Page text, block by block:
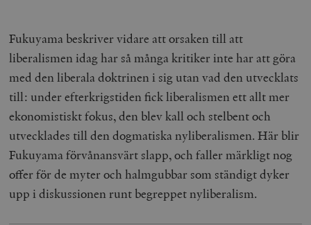
Fukuyama beskriver vidare att orsaken till att
liberalismen idag har så många kritiker inte har att göra
med den liberala doktrinen i sig utan vad den utvecklats
till: under efterkrigstiden fick liberalismen ett allt mer
ekonomistiskt fokus, den blev kall och stelbent och
utvecklades till den dogmatiska nyliberalismen. Här blir
Fukuyama förvånansvärt slapp, och faller märkligt nog
offer för de myter och halmgubbar som ständigt dyker
upp i diskussionen runt begreppet nyliberalism.